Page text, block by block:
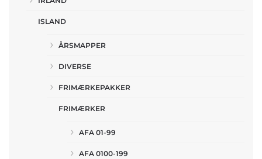
ISLAND
ÅRSMAPPER
DIVERSE
FRIMÆRKEPAKKER
FRIMÆRKER
AFA 01-99
AFA 0100-199